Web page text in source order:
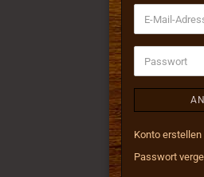
E-
Mail-
Adresse
Passwort
Konto erstellen
Passwort